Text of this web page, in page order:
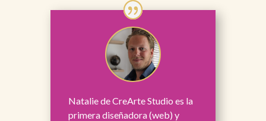
Natalie de CreArte Studio es la
primera diseñadora (web) y